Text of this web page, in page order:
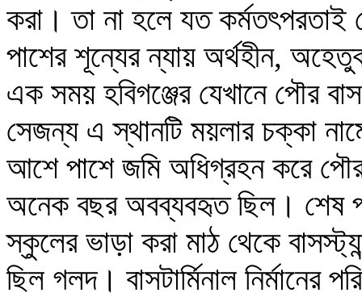
করা। তা না হলে যত কর্মতৎপরতাই
পাশের শূন্যের ন্যায় অর্থহীন,
এক সময় হবিগঞ্জের যেখানে পৌর
সেজন্য এ স্থানটি ময়লার চক্কা
আশে পাশে জমি অধিগ্রহন করে পৌর
অনেক বছর অবব্যবহৃত ছিল। শেষ
স্কুলের ভাড়া করা মাঠ থেকে
ছিল গলদ। বাসটার্মিনাল নির্মানের